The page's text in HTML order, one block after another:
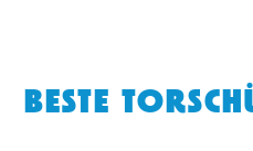
BESTE